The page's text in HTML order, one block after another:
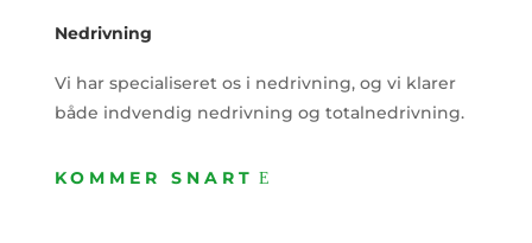
Nedrivning
Vi har specialiseret os i nedrivning, og vi klarer
både indvendig nedrivning og totalnedrivning.
KOMMER SNART